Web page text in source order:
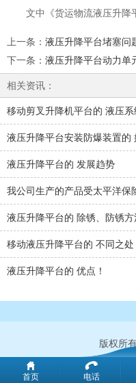
文中《货运物流液压升降
上一条 ： 液压升降平台堵塞问
下一条 ： 液压升降平台动力单
相关资讯：
移动剪叉升降机平台的 液压
液压升降平台安装防爆装置的
液压升降平台的 发展趋势
我公司生产的产品受太平洋保
液压升降平台的 除锈、防锈方
移动液压升降平台的 不同之处
液压升降平台的 优点！
版权所
首页 电话